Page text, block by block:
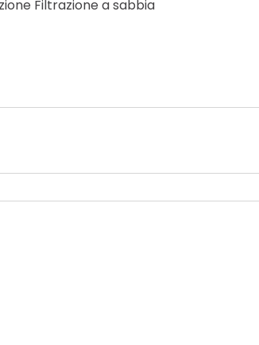
Filtrazione a sabbia